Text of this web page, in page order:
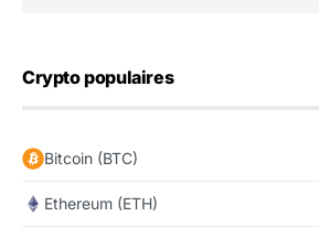
Crypto populaires
Bitcoin (BTC)
Ethereum (ETH)